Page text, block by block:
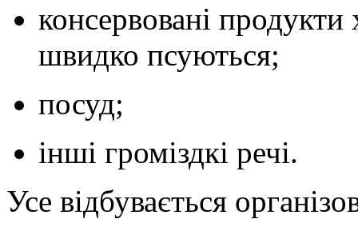
консервовані
швидко псуються;
посуд;
інші громіздкі речі.
Усе відбувається